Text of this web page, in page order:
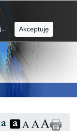
Akceptuję